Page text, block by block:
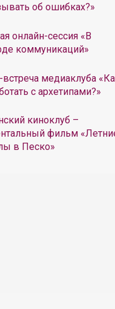
об ошибках?»
онлайн-сессия «В
коммуникаций»
медиаклуба
с архетипами?»
киноклуб –
фильм
в Песко»